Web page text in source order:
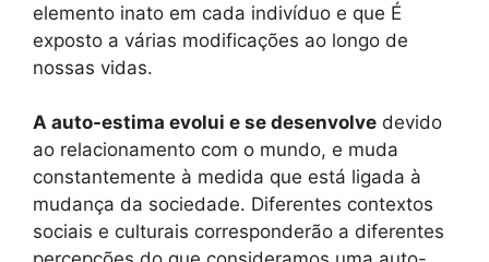
elemento inato em cada indivíduo e que É
exposto a várias modificações ao longo de
nossas vidas.
A auto-estima evolui e se desenvolve devido
ao relacionamento com o mundo, e muda
constantemente à medida que está ligada à
mudança da sociedade. Diferentes contextos
sociais e culturais corresponderão a diferentes